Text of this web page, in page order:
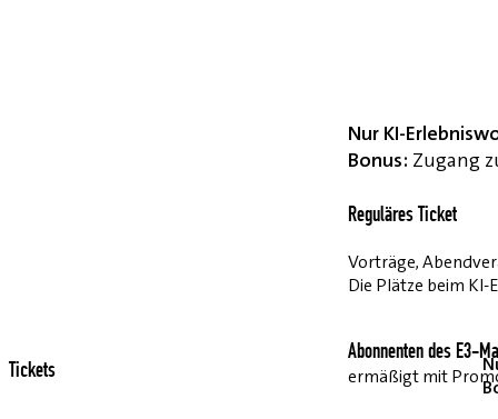
Nur KI-
Bonus: Zugang
Reguläres Ticket
Vorträge,
Die Plätze beim
Abonnenten des E3-
ermäßigt mit
Tickets